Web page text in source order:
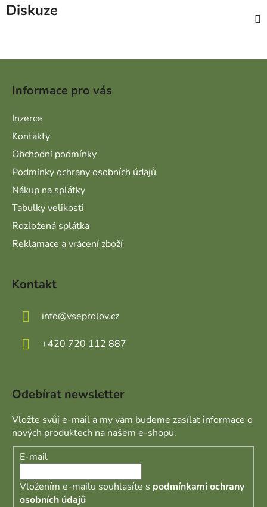
Diskuze
Informace pro vás
Inzerce
Kontakty
Obchodní podmínky
Podmínky ochrany osobních údajů
Nákup na splátky
Tabulky velikosti
Rozložená splátka
Reklamace a vrácení zboží
Kontakt
info@vseprolov.cz
+420 720 112 887
Odebírat newsletter
Vložte svůj e-mail a my vám budeme zasílat informace o
nových produktech na našem e-shopu.
E-mail
Vložením e-mailu souhlasíte s podmínkami ochrany
osobních údajů